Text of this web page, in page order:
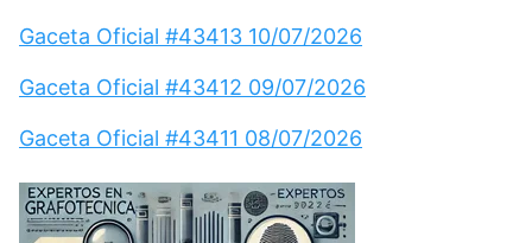
Gaceta Oficial #43413 10/07/2026
Gaceta Oficial #43412 09/07/2026
Gaceta Oficial #43411 08/07/2026